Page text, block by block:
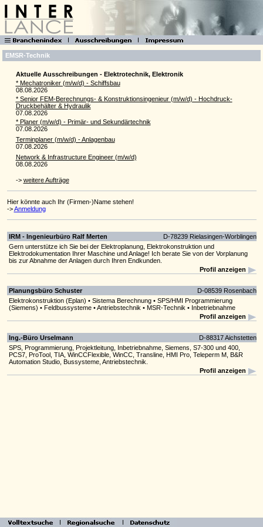
EMSR-Technik
Aktuelle Ausschreibungen - Elektrotechnik, Elektronik
* Mechatroniker (m/w/d) - Schiffsbau
08.08.2026
* Senior FEM-Berechnungs- & Konstruktionsingenieur (m/w/d) - Hochdruck-
Druckbehälter & Hydraulik
07.08.2026
* Planer (m/w/d) - Primär- und Sekundärtechnik
07.08.2026
Terminplaner (m/w/d) - Anlagenbau
07.08.2026
Network & Infrastructure Engineer (m/w/d)
08.08.2026
-> weitere Aufträge
Hier könnte auch Ihr (Firmen-)Name stehen!
->Anmeldung
IRM - Ingenieurbüro Ralf Merten
D-78239 Rielasingen-Worblingen
Gern unterstütze ich Sie bei der Elektroplanung, Elektrokonstruktion und
Elektrodokumentation Ihrer Maschine und Anlage! Ich berate Sie von der Vorplanung
bis zur Abnahme der Anlagen durch Ihren Endkunden.
Profil anzeigen
Planungsbüro Schuster
D-08539 Rosenbach
Elektrokonstruktion (Eplan) • Sistema Berechnung • SPS/HMI Programmierung
(Siemens) • Feldbussysteme • Antriebstechnik • MSR-Technik • Inbetriebnahme
Profil anzeigen
Ing.-Büro Urselmann
D-88317 Aichstetten
SPS, Programmierung, Projektleitung, Inbetriebnahme, Siemens, S7-300 und 400,
PCS7, ProTool, TIA, WinCCFlexible, WinCC, Transline, HMI Pro, Teleperm M, B&R
Automation Studio, Bussysteme, Antriebstechnik.
Profil anzeigen